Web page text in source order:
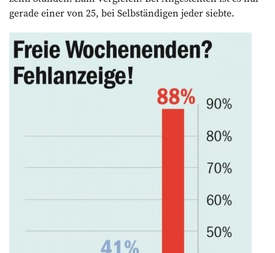
gerade einer von 25, bei Selbständigen jeder siebte.